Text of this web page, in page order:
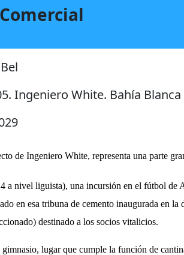
Ingeniero White. Bahí­a Blanca
de Ingeniero White, representa una parte
a nivel liguista), una incursión en el fútbol
en esa tribuna de cemento inaugurada en
destinado a los socios vitalicios.
lugar que cumple la función de